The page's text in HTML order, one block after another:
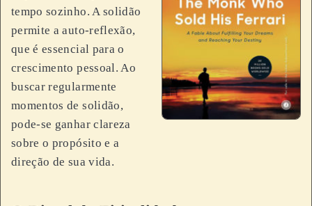
tempo sozinho. A solidão
permite a auto-reflexão,
que é essencial para o
crescimento pessoal. Ao
buscar regularmente
momentos de solidão,
pode-se ganhar clareza
sobre o propósito e a
direção de sua vida.